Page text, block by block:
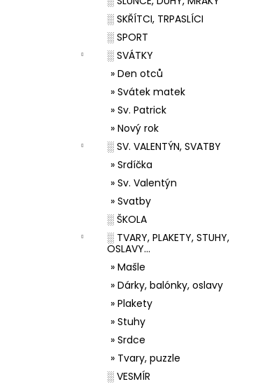
░ SKŘÍTCI, TRPASLÍCI
░ SPORT
░ SVÁTKY
» Den otců
» Svátek matek
» Sv. Patrick
» Nový rok
░ SV. VALENTÝN, SVATBY
» Srdíčka
» Sv. Valentýn
» Svatby
░ ŠKOLA
░ TVARY, PLAKETY, STUHY,
OSLAVY...
» Mašle
» Dárky, balónky, oslavy
» Plakety
» Stuhy
» Srdce
» Tvary, puzzle
░ VESMÍR